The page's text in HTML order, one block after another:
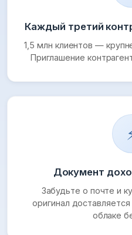
Каждый третий
1,5 млн клиентов —
Приглашение
Документ
Забудьте о почте и
оригинал
облаке